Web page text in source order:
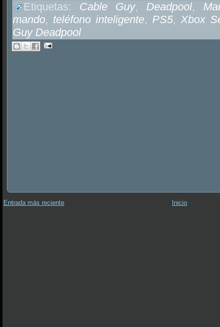
Etiquetas: Cable Guy, Deadpool,
mando, teléfono inteligente, PS5, Xbox
Guy Deadpool
Entrada más reciente Inicio